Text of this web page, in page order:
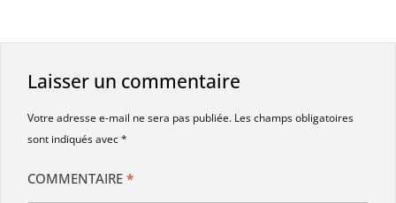
Laisser un commentaire
Votre adresse e-mail ne sera pas publiée. Les champs obligatoires
sont indiqués avec*
COMMENTAIRE *